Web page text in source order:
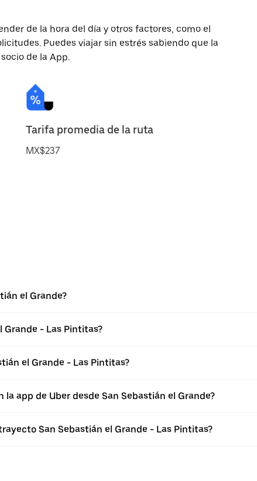
de la hora del día y otros factores, como el
Puedes viajar sin estrés sabiendo que la
de la App.
Tarifa promedia de la ruta
MX$237
el Grande?
- Las Pintitas?
el Grande - Las Pintitas?
app de Uber desde San Sebastián el Grande?
San Sebastián el Grande - Las Pintitas?